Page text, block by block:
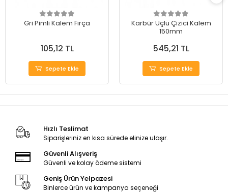
Gri Pimli Kalem Fırça
105,12 TL
Sepete Ekle
Karbür Uçlu Çizici Kalem
150mm
545,21 TL
Sepete Ekle
Hızlı Teslimat
Siparişleriniz en kısa sürede elinize ulaşır.
Güvenli Alışveriş
Güvenli ve kolay ödeme sistemi
Geniş Ürün Yelpazesi
Binlerce ürün ve kampanya seçeneği